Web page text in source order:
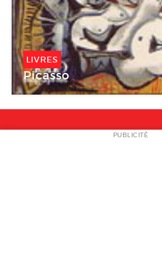
LIVRES
Picasso
NEWSLETTER
PUBLICITÉ